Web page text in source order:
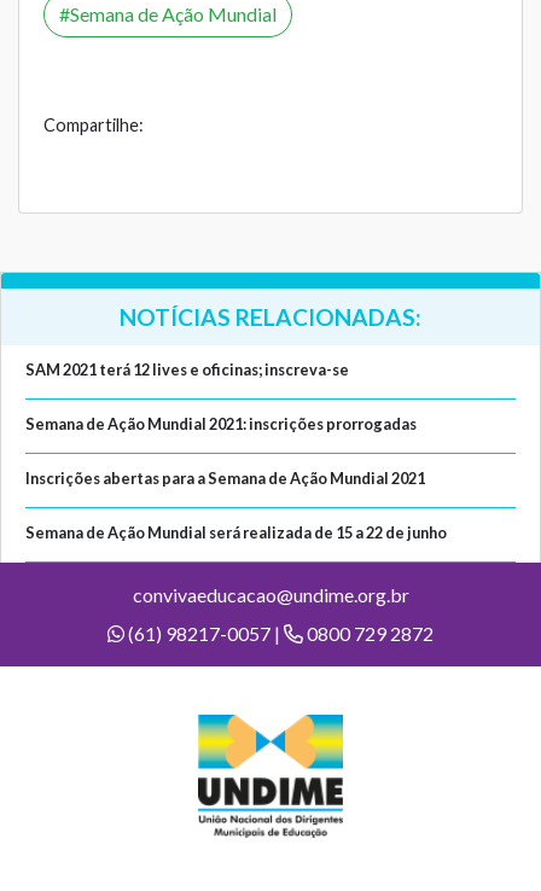
Semana de Ação Mundial
Compartilhe:
NOTÍCIAS RELACIONADAS:
SAM 2021 terá 12 lives e oficinas; inscreva-se
Semana de Ação Mundial 2021: inscrições prorrogadas
Inscrições abertas para a Semana de Ação Mundial 2021
Semana de Ação Mundial será realizada de 15 a 22 de junho
convivaeducacao@undime.org.br
(61) 98217-0057 |
0800 729 2872